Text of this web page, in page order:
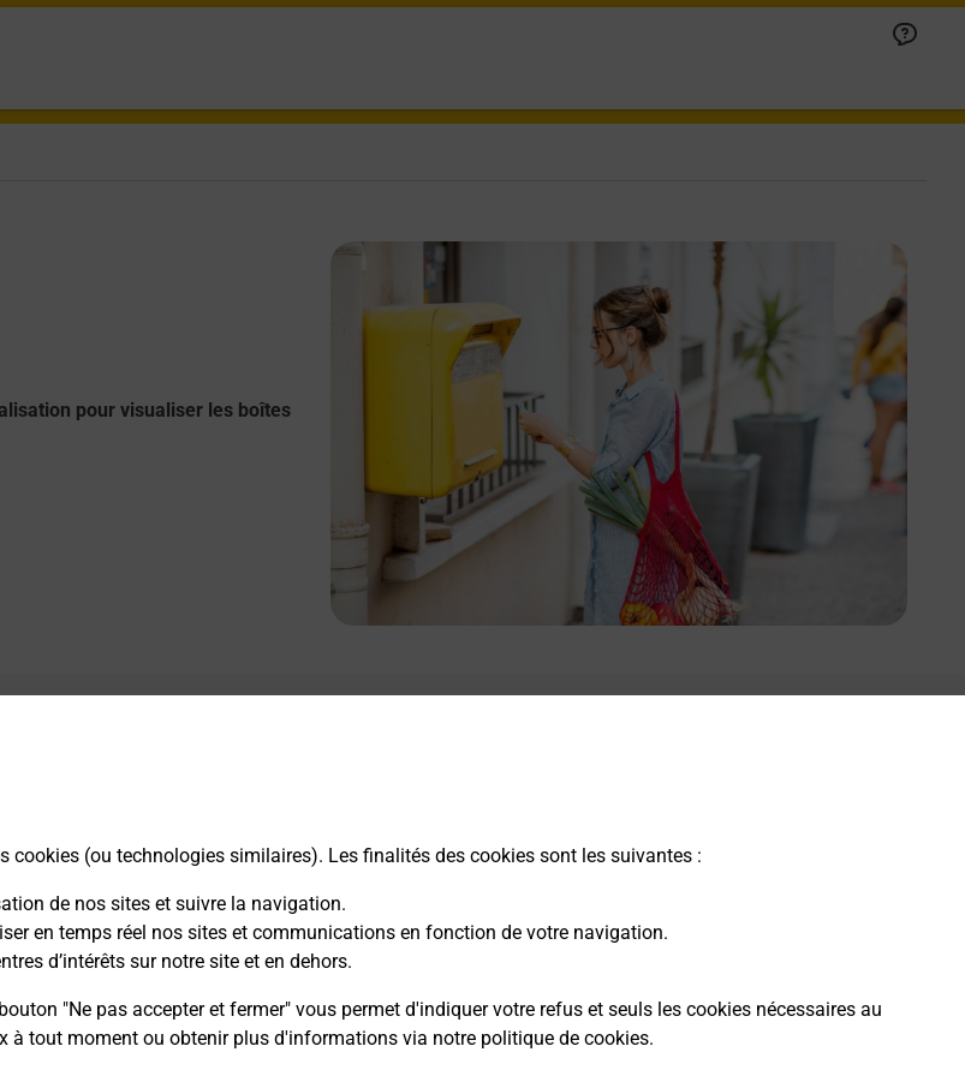
cookies (ou technologies similaires). Les finalités des cookies sont les suivantes :
de nos sites et suivre la navigation.
en temps réel nos sites et communications en fonction de votre navigation.
d’intérêts sur notre site et en dehors.
"Ne pas accepter et fermer" vous permet d'indiquer votre refus et seuls les cookies nécessaires au
à tout moment ou obtenir plus d'informations via notre politique de cookies.
pour visualiser les boîtes